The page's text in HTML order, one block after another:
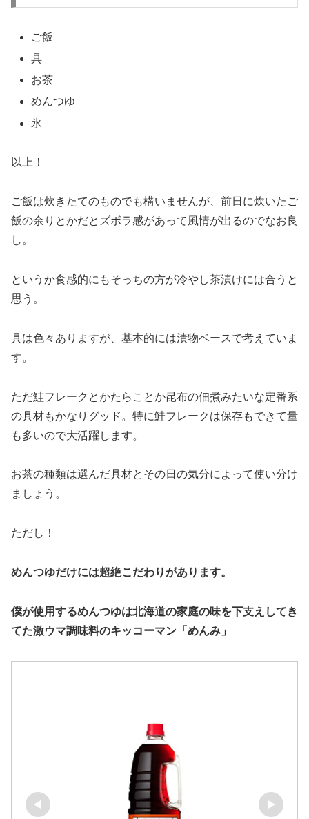
ご飯
具
お茶
めんつゆ
氷
以上！
ご飯は炊きたてのものでも構いませんが、前日に炊いたご
飯の余りとかだとズボラ感があって風情が出るのでなお良
し。
というか食感的にもそっちの方が冷やし茶漬けには合うと
思う。
具は色々ありますが、基本的には漬物ベースで考えていま
す。
ただ鮭フレークとかたらことか昆布の佃煮みたいな定番系
の具材もかなりグッド。特に鮭フレークは保存もできて量
も多いので大活躍します。
お茶の種類は選んだ具材とその日の気分によって使い分け
ましょう。
ただし！
めんつゆだけには超絶こだわりがあります。
僕が使用するめんつゆは北海道の家庭の味を下支えしてき
てた激ウマ調味料のキッコーマン「めんみ」